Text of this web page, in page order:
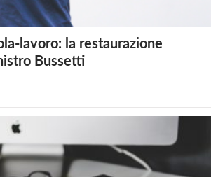
lavoro: la restaurazione
Bussetti